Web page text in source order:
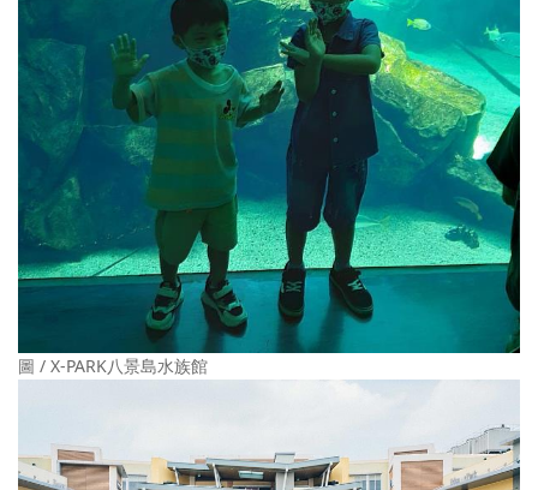
圖 / X-PARK八景島水族館